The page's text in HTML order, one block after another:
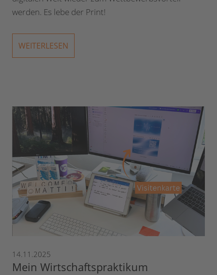
werden. Es lebe der Print!
WEITERLESEN
14.11.2025
Mein Wirtschaftspraktikum